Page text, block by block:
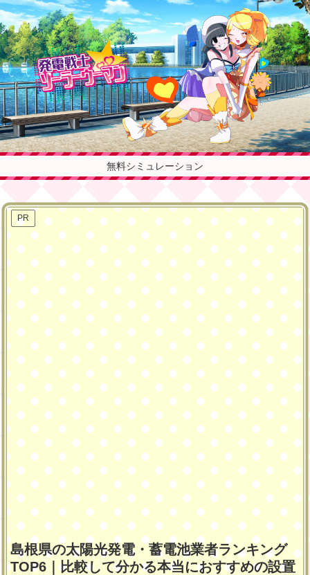
無料シミュレーション
PR
島根県の太陽光発電・蓄電池業者ランキング
TOP6｜比較して分かる本当におすすめの設置